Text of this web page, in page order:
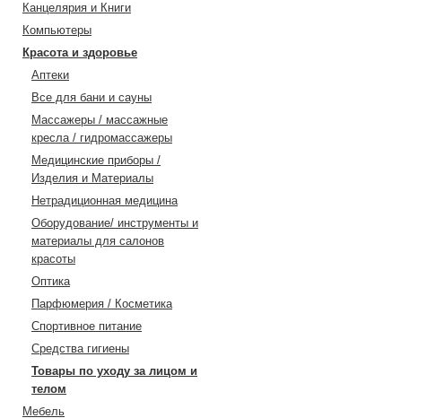
Канцелярия и Книги
Компьютеры
Красота и здоровье
Аптеки
Все для бани и сауны
Массажеры / массажные
кресла / гидромассажеры
Медицинские приборы /
Изделия и Материалы
Нетрадиционная медицина
Оборудование/ инструменты и
материалы для салонов
красоты
Оптика
Парфюмерия / Косметика
Спортивное питание
Средства гигиены
Товары по уходу за лицом и
телом
Мебель